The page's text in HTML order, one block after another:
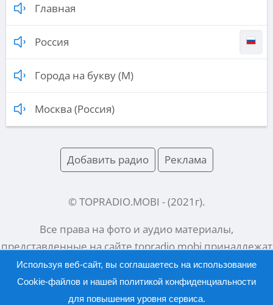
Главная
Россия
Города на букву (М)
Москва (Россия)
Добавить радио Реклама
© TOPRADIO.MOBI - (2021 г).
Все права на фото и аудио материалы,
представленные на сайтеtopradio.mobiпринадлежат
их законным владельцам.
Используя веб-сайт, вы соглашаетесь на использование
Cookie-файлов и нашей политикой конфиденциальности
для повышения уровня сервиса.